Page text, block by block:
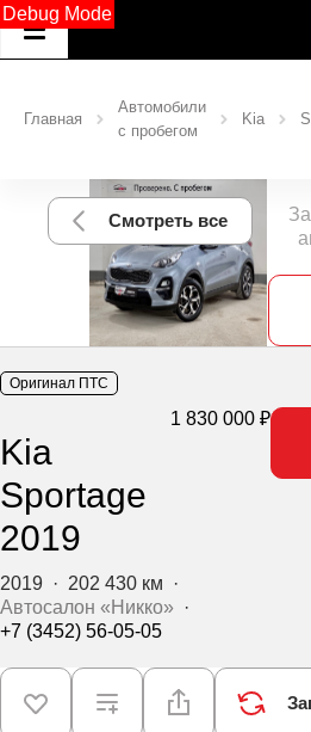
Debug Mode
Главная
Автомобили
с пробегом
Kia
Смотреть все
Оригинал ПТС
Kia
Sportage
2019
1 830 000 ₽
2019 · 202 430 км ·
Автосалон «Никко» ·
+7 (3452) 56-05-05